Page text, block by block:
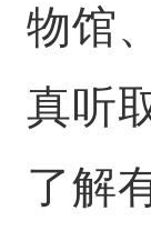
物馆
真听
了解